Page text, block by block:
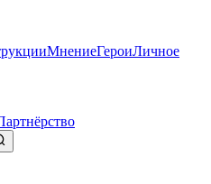
МнениеГероиЛичное